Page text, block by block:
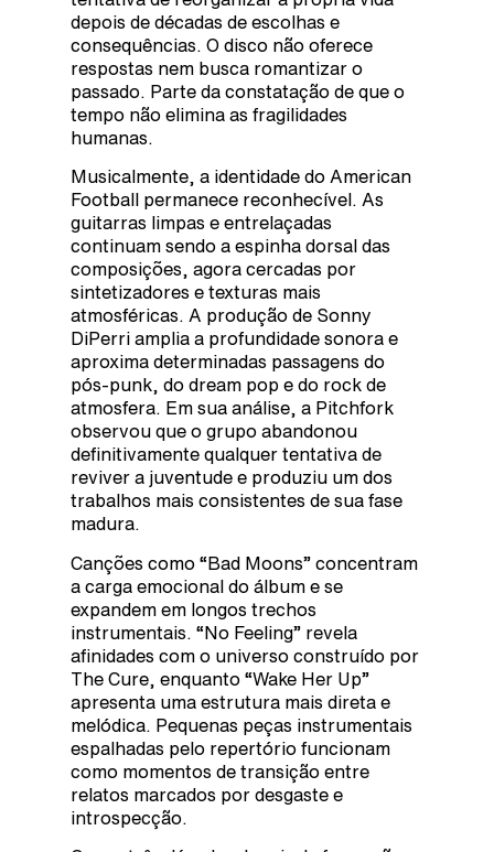
depois de décadas de escolhas e
consequências. O disco não oferece
respostas nem busca romantizar o
passado. Parte da constatação de que o
tempo não elimina as fragilidades
humanas.
Musicalmente, a identidade do American
Football permanece reconhecível. As
guitarras limpas e entrelaçadas
continuam sendo a espinha dorsal das
composições, agora cercadas por
sintetizadores e texturas mais
atmosféricas. A produção de Sonny
DiPerri amplia a profundidade sonora e
aproxima determinadas passagens do
pós-punk, do dream pop e do rock de
atmosfera. Em sua análise, a Pitchfork
observou que o grupo abandonou
definitivamente qualquer tentativa de
reviver a juventude e produziu um dos
trabalhos mais consistentes de sua fase
madura.
Canções como “Bad Moons” concentram
a carga emocional do álbum e se
expandem em longos trechos
instrumentais. “No Feeling” revela
afinidades com o universo construído por
The Cure, enquanto “Wake Her Up”
apresenta uma estrutura mais direta e
melódica. Pequenas peças instrumentais
espalhadas pelo repertório funcionam
como momentos de transição entre
relatos marcados por desgaste e
introspecção.